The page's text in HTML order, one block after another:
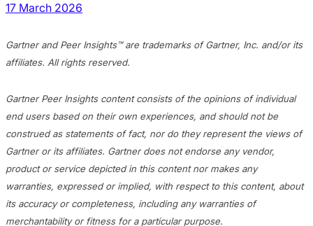
17 March 2026
Gartner and Peer Insights™ are trademarks of Gartner, Inc. and/or its
affiliates. All rights reserved.
Gartner Peer Insights content consists of the opinions of individual
end users based on their own experiences, and should not be
construed as statements of fact, nor do they represent the views of
Gartner or its affiliates. Gartner does not endorse any vendor,
product or service depicted in this content nor makes any
warranties, expressed or implied, with respect to this content, about
its accuracy or completeness, including any warranties of
merchantability or fitness for a particular purpose.